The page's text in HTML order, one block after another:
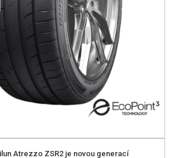
Atrezzo ZSR2 je novou generací